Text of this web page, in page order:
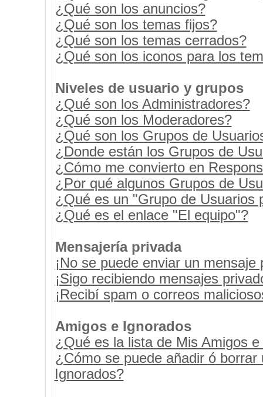
¿Qué son los anuncios?
¿Qué son los temas fijos?
¿Qué son los temas cerrados?
¿Qué son los iconos para los
Niveles de usuario y grupos
¿Qué son los Administradores?
¿Qué son los Moderadores?
¿Qué son los Grupos de
¿Donde están los Grupos de
¿Cómo me convierto en
¿Por qué algunos Grupos de
¿Qué es un "Grupo de Usuarios
¿Qué es el enlace "El equipo"?
Mensajería privada
¡No se puede enviar un mensaje
¡Sigo recibiendo mensajes
¡Recibí spam o correos
Amigos e Ignorados
¿Qué es la lista de Mis Amigos
¿Cómo se puede añadir ó
Ignorados?